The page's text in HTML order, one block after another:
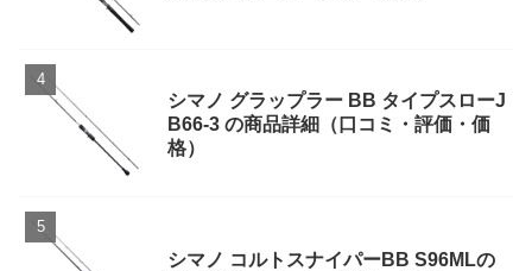
シマノ グラップラー BB タイプスローJ
B66-3 の商品詳細（口コミ・評価・価
格）
シマノ コルトスナイパーBB S96MLの